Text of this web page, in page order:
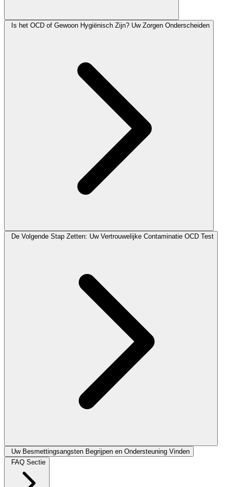
Is het OCD of Gewoon Hygiënisch Zijn? Uw Zorgen Onderscheiden
De Volgende Stap Zetten: Uw Vertrouwelijke Contaminatie OCD Test
Uw Besmettingsangsten Begrijpen en Ondersteuning Vinden
FAQ Sectie